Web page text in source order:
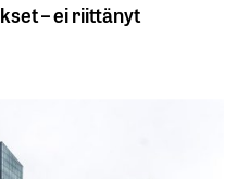
– ei riittänyt